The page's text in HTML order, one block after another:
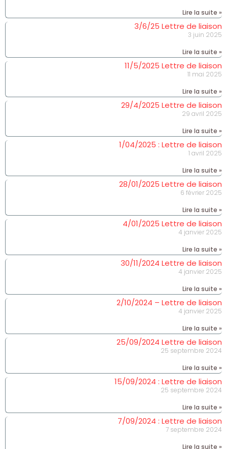
Lire la suite »
3/6/25 Lettre de liaison
3 juin 2025
Lire la suite »
11/5/2025 Lettre de liaison
11 mai 2025
Lire la suite »
29/4/2025 Lettre de liaison
29 avril 2025
Lire la suite »
1/04/2025 : Lettre de liaison
1 avril 2025
Lire la suite »
28/01/2025 Lettre de liaison
6 février 2025
Lire la suite »
4/01/2025 Lettre de liaison
4 janvier 2025
Lire la suite »
30/11/2024 Lettre de liaison
4 janvier 2025
Lire la suite »
2/10/2024 – Lettre de liaison
4 janvier 2025
Lire la suite »
25/09/2024 Lettre de liaison
25 septembre 2024
Lire la suite »
15/09/2024 : Lettre de liaison
25 septembre 2024
Lire la suite »
7/09/2024 : Lettre de liaison
7 septembre 2024
Lire la suite »